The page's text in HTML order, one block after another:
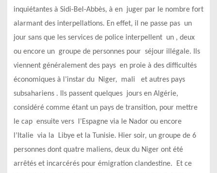
inquiétantes à Sidi-Bel-Abbès, à en juger par le nombre fort
alarmant des interpellations. En effet, il ne passe pas un
jour sans que les services de police interpellent un , deux
ou encore un groupe de personnes pour séjour illégale. Ils
viennent généralement des pays en proie à des difficultés
économiques à l’instar du Niger, mali et autres pays
subsahariens . Ils passent quelques jours en Algérie,
considéré comme étant un pays de transition, pour mettre
le cap ensuite vers l’Espagne via le Nador ou encore
l’Italie via la Libye et la Tunisie. Hier soir, un groupe de 6
personnes dont quatre maliens, deux du Niger ont été
arrêtés et incarcérés pour émigration clandestine. Et ce